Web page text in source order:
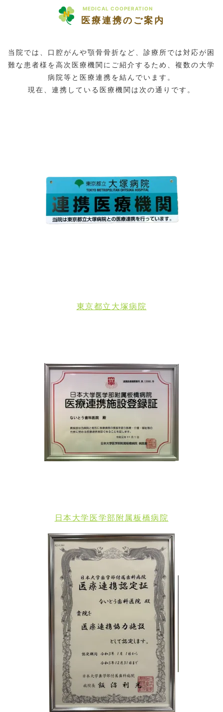
MEDICAL COOPERATION
医療連携のご案内
当院では、口腔がんや顎骨骨折など、診療所では対応が困
難な患者様を高次医療機関にご紹介するため、複数の大学
病院等と医療連携を結んでいます。
現在、連携している医療機関は次の通りです。
東京都立大塚病院
日本大学医学部附属板橋病院